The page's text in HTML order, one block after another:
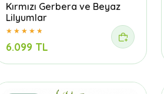
Kırmızı Gerbera ve Beyaz
Lilyumlar
6.099 TL